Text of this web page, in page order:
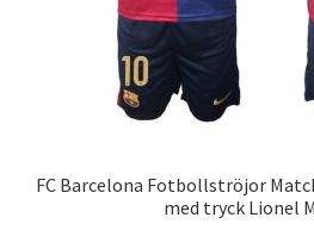
FC Barcelona Fotbollströjor
med tryck Lionel